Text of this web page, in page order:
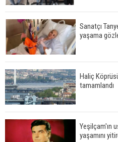
Sanatçı
yaşama
Haliç
tamamlandı
Yeşilçam'ın
yaşamını